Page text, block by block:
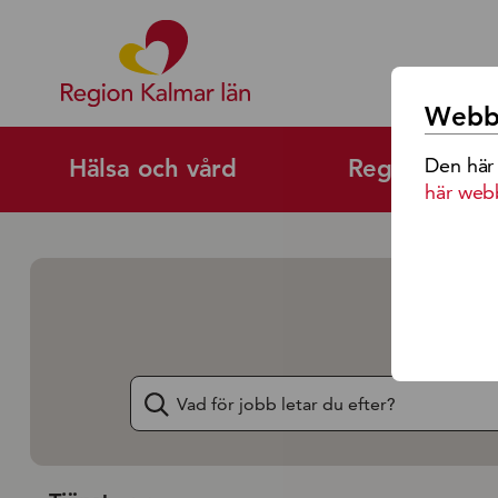
Hälsa och vård Regional
Den
här